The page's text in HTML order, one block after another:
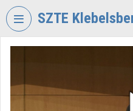
Fejléc kihagyása
SZTE
SZTE